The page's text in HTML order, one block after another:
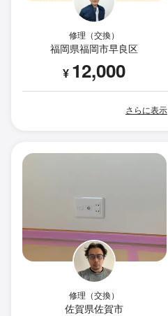
修理（交換）
福岡県福岡市早良区
¥ 12,000
さらに表示
修理（交換）
佐賀県佐賀市